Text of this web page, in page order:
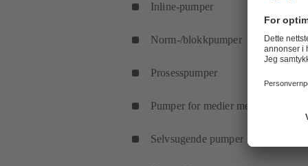
Inline-pumper
Norm-/blokkpumper
Prosesspumper
Pumper for medier med faste
Selvsugende pumper